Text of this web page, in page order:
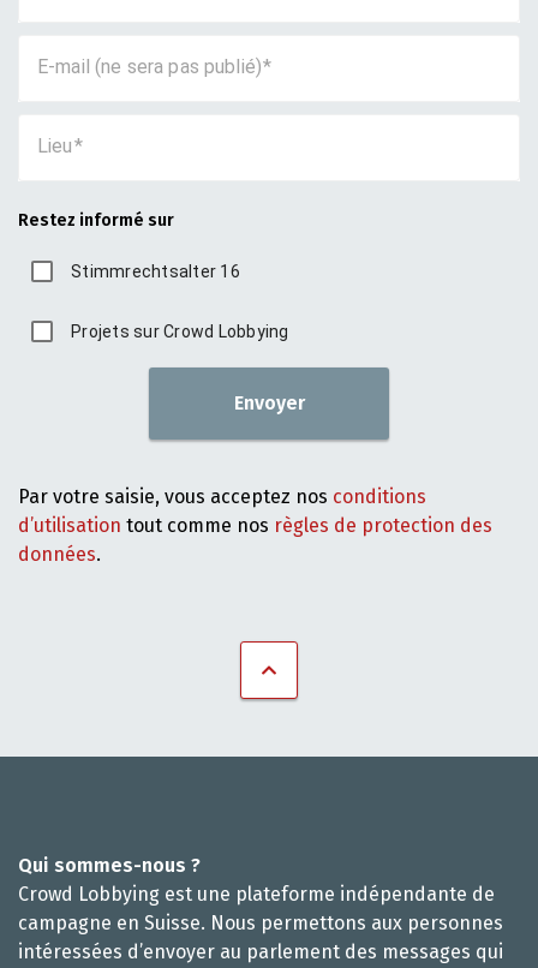
E-mail (ne sera pas publié)
Lieu
Restez informé sur
Stimmrechtsalter 16
Projets sur Crowd Lobbying
Envoyer
Par votre saisie, vous acceptez nos conditions
d’utilisation tout comme nos règles de protection des
données.
Qui sommes-nous ?
Crowd Lobbying est une plateforme indépendante de
campagne en Suisse. Nous permettons aux personnes
intéressées d’envoyer au parlement des messages qui